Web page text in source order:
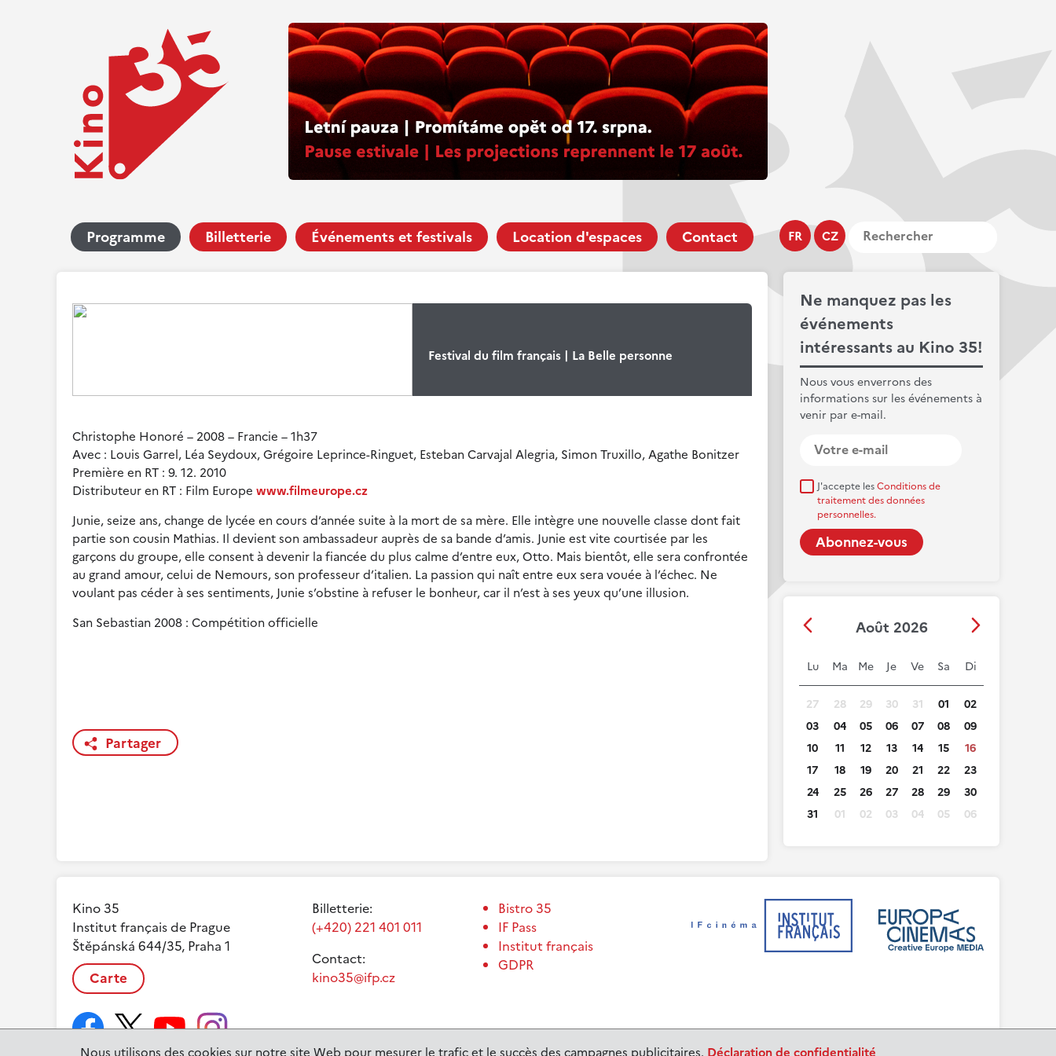
FR CZ
Programme Billetterie Événements et festivals Location d'espaces Contact
Ne manquez pas les
événements
intéressants au Kino 35!
Nous vous enverrons des
informations sur les événements à
venir par e-mail.
J'accepte lesConditions de
traitement des données
personnelles.
Août 2026
Lu Ma Me Je Ve Sa Di
27 28 29 30 31 01
02
03
04 05 06 07 08
09
10
11 12 13 14 15
16
17
18 19 20 21 22
23
24
25 26 27 28 29
30
31
01 02 03 04 05 06
Festival du film français | La Belle personne
Christophe Honoré – 2008 – Francie – 1h37
Avec : Louis Garrel, Léa Seydoux, Grégoire Leprince-Ringuet, Esteban Carvajal Alegria, Simon Truxillo, Agathe Bonitzer
Première en RT : 9. 12. 2010
Distributeur en RT : Film Europe www.filmeurope.cz
Junie, seize ans, change de lycée en cours d’année suite à la mort de sa mère. Elle intègre une nouvelle classe dont fait
partie son cousin Mathias. Il devient son ambassadeur auprès de sa bande d’amis. Junie est vite courtisée par les
garçons du groupe, elle consent à devenir la fiancée du plus calme d’entre eux, Otto. Mais bientôt, elle sera confrontée
au grand amour, celui de Nemours, son professeur d’italien. La passion qui naît entre eux sera vouée à l’échec. Ne
voulant pas céder à ses sentiments, Junie s’obstine à refuser le bonheur, car il n’est à ses yeux qu’une illusion.
San Sebastian 2008 : Compétition officielle
Partager
Kino 35
Institut français de Prague
Štěpánská 644/35, Praha 1
Carte
Billetterie:
(+420) 221 401 011
Contact:
kino35@ifp.cz
Bistro 35
IF Pass
Institut français
GDPR